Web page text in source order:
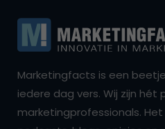
Marketingfacts is een
iedere dag vers. Wij zijn hét
marketingprofessionals. Het